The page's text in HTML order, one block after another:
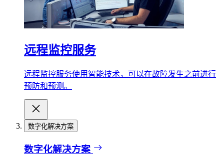
远程监控服务
远程监控服务使用智能技术，可以在故障发生之前进行
预防和预测。
数字化解决方案
数字化解决方案